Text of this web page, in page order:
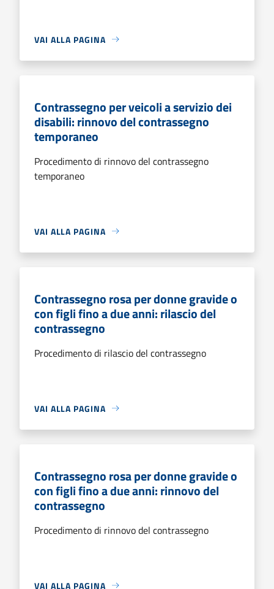
VAI ALLA PAGINA
Contrassegno per veicoli a servizio dei
disabili: rinnovo del contrassegno
temporaneo
Procedimento di rinnovo del contrassegno
temporaneo
VAI ALLA PAGINA
Contrassegno rosa per donne gravide o
con figli fino a due anni: rilascio del
contrassegno
Procedimento di rilascio del contrassegno
VAI ALLA PAGINA
Contrassegno rosa per donne gravide o
con figli fino a due anni: rinnovo del
contrassegno
Procedimento di rinnovo del contrassegno
VAI ALLA PAGINA